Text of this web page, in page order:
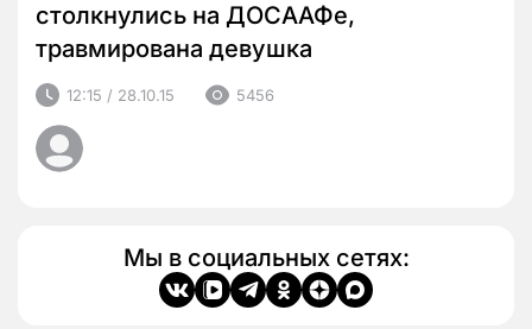
столкнулись на ДОСААФе,
травмирована девушка
12:15 / 28.10.15 5456
Мы в социальных сетях: